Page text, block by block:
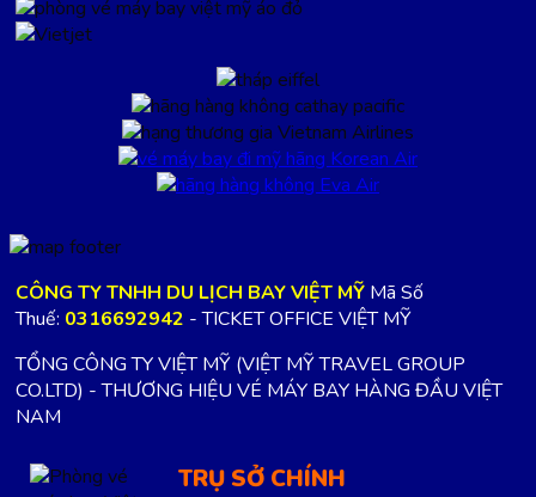
CÔNG TY TNHH DU LỊCH BAY VIỆT MỸ Mã Số
Thuế: 0316692942 - TICKET OFFICE VIỆT MỸ
TỔNG CÔNG TY VIỆT MỸ (VIỆT MỸ TRAVEL GROUP
CO.LTD) - THƯƠNG HIỆU VÉ MÁY BAY HÀNG ĐẦU VIỆT
NAM
TRỤ SỞ CHÍNH